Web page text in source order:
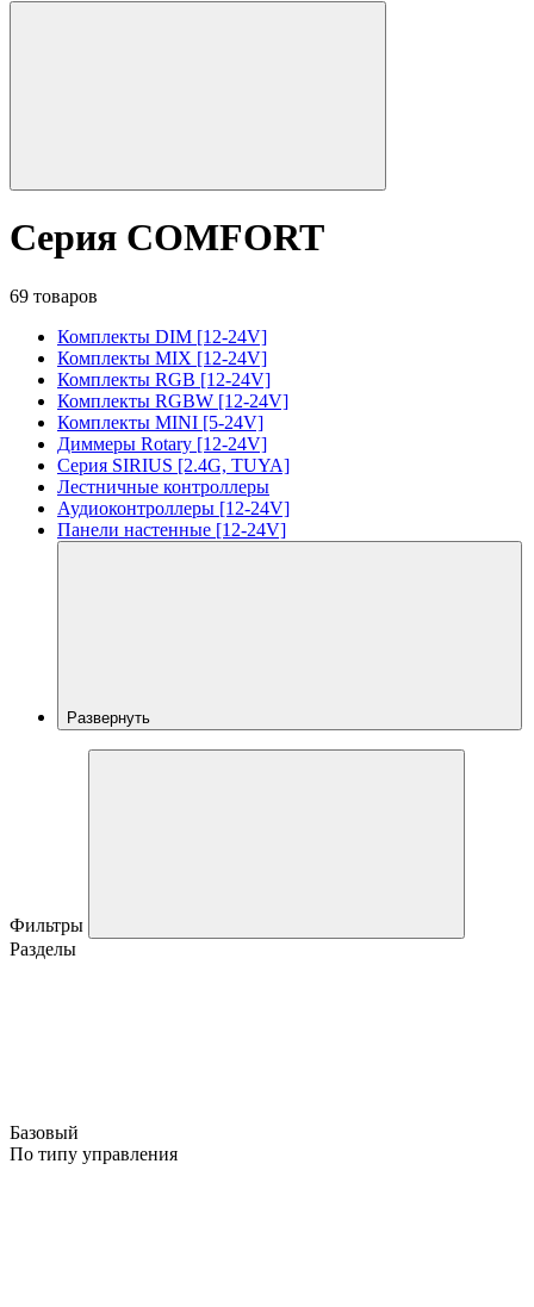
Серия COMFORT
69 товаров
Комплекты DIM [12-24V]
Комплекты MIX [12-24V]
Комплекты RGB [12-24V]
Комплекты RGBW [12-24V]
Комплекты MINI [5-24V]
Диммеры Rotary [12-24V]
Серия SIRIUS [2.4G, TUYA]
Лестничные контроллеры
Аудиоконтроллеры [12-24V]
Панели настенные [12-24V]
Развернуть
Фильтры
Разделы
Базовый
По типу управления